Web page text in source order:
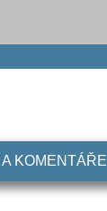
KOMENTÁŘE